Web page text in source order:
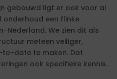
gebouwd ligt er ook voor al
onderhoud een flinke
Nederland. We zien dit als
meteen veiliger,
date te maken. Dat
ook specifieke kennis.